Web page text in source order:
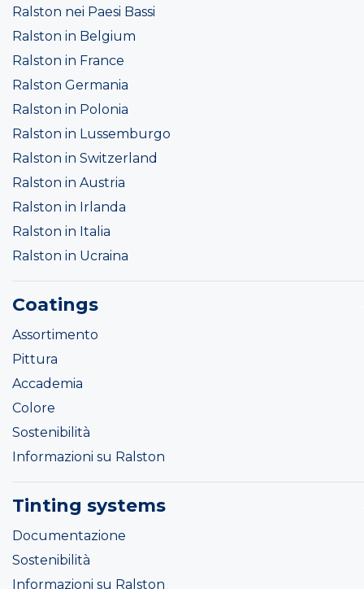
Ralston nei Paesi Bassi
Ralston in Belgium
Ralston in France
Ralston Germania
Ralston in Polonia
Ralston in Lussemburgo
Ralston in Switzerland
Ralston in Austria
Ralston in Irlanda
Ralston in Italia
Ralston in Ucraina
Coatings
Assortimento
Pittura
Accademia
Colore
Sostenibilità
Informazioni su Ralston
Tinting systems
Documentazione
Sostenibilità
Informazioni su Ralston